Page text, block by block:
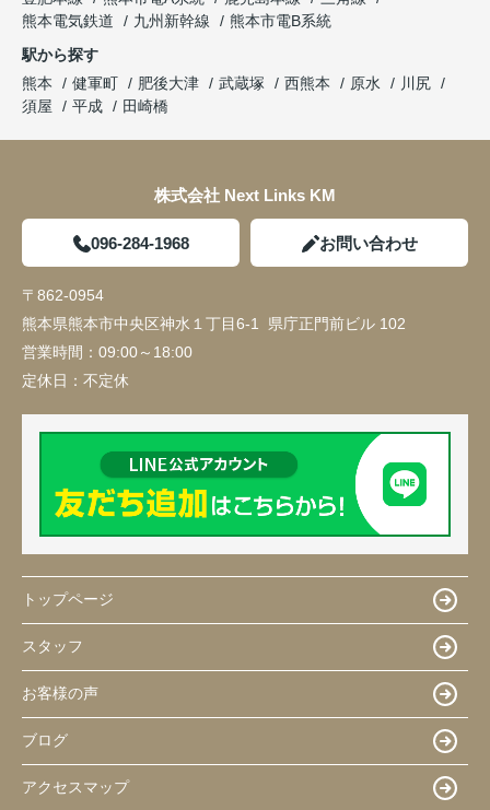
熊本電気鉄道
九州新幹線
熊本市電B系統
駅から探す
熊本
健軍町 肥後大津 武蔵塚 西熊本 原水
川尻
須屋
平成 田崎橋
株式会社 Next Links KM
096-284-1968 お問い合わせ
〒862-0954
熊本県熊本市中央区神水１丁目6-1 県庁正門前ビル 102
営業時間： 09:00～18:00
定休日： 不定休
トップページ
スタッフ
お客様の声
ブログ
アクセスマップ